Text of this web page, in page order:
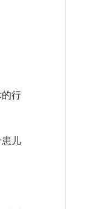
行
儿